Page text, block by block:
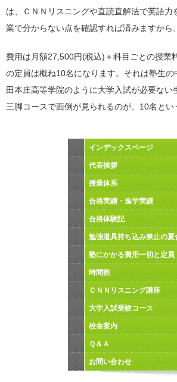
は、ＣＮＮリスニングや直読直解法で英語力
業で分からない点を確認すれば済みますから
費用は月額27,500円(税込)＋科目ごとの授業
の定員は概ね10名になります。それは塾生
田本庄高等学院のように大学入試が必要ない
三脚コースで面倒が見られるのが、10名とい
インデックスページ
代表挨拶
授業体系
合格実績・進学実績
合格体験記
勉強道具持ち込み禁止の夏
塾にかかる費用一切と定員
時間割
ＣＮＮリスニング講座
大学入試受験コース
校舎案内
Ｑ＆Ａ
お問い合わせ